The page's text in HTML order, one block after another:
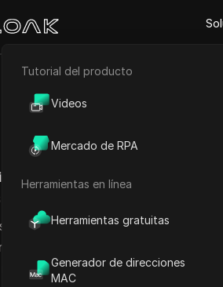
Comercio electrónico
Tutorial del producto
Videos
Mercado de RPA
Herramientas en línea
Herramientas gratuitas
Generador de direcciones
MAC
de navegador
es una aplicación
un navegador web.
que suelen desarrollarse
su experiencia de